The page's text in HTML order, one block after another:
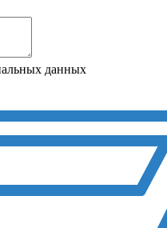
данных